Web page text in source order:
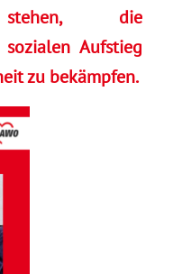
die
Aufstieg
zu bekämpfen.